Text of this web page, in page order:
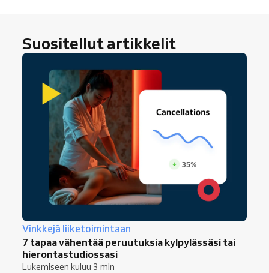
eivät ole aiemmin varanneet.
Suositellut artikkelit
Vinkkejä liiketoimintaan
7 tapaa vähentää peruutuksia kylpylässäsi tai
hierontastudiossasi
Lukemiseen kuluu 3 min